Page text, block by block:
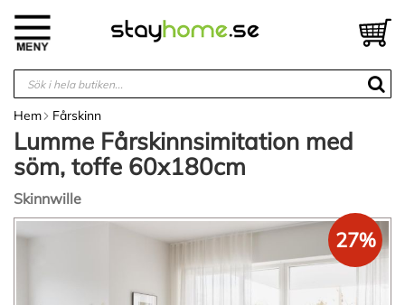
innehållet
Hem Fårskinn
Lumme Fårskinnsimitation med
söm, toffe 60x180cm
Skinnwille
Hoppa
27%